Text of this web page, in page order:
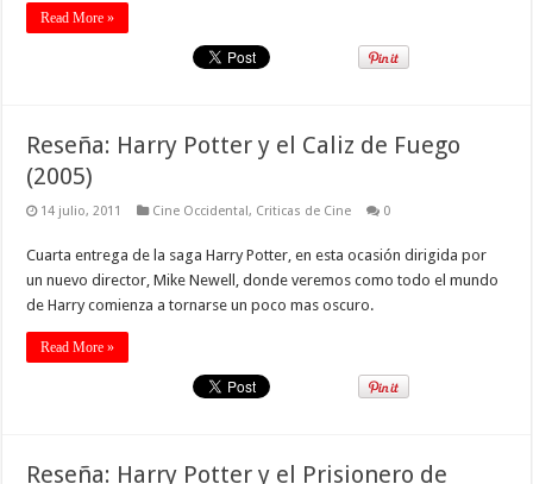
Read More »
Reseña: Harry Potter y el Caliz de Fuego
(2005)
14 julio, 2011 Cine Occidental, Criticas de Cine 0
Cuarta entrega de la saga Harry Potter, en esta ocasión dirigida por
un nuevo director, Mike Newell, donde veremos como todo el mundo
de Harry comienza a tornarse un poco mas oscuro.
Read More »
Reseña: Harry Potter y el Prisionero de